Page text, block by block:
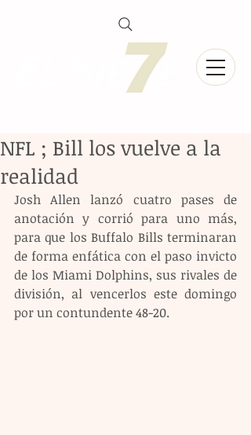
NFL ; Bill los vuelve a la
realidad
Josh Allen lanzó cuatro pases de
anotación y corrió para uno más,
para que los Buffalo Bills terminaran
de forma enfática con el paso invicto
de los Miami Dolphins, sus rivales de
división, al vencerlos este domingo
por un contundente 48-20.